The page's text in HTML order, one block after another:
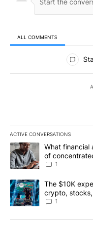
ALL COMMENTS
All Comments
ACTIVE CONVERSATIONS
The following is a list of
A trending article titled
What financial
of
1
A trending article titled
The $10K
crypto,
8
1